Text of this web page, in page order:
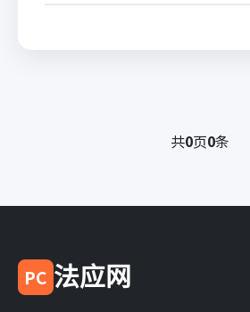
共0页0条
PC 法应网